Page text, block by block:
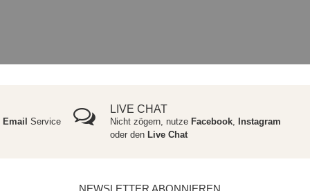
Email Service
LIVE CHAT
Nicht zögern, nutze Facebook, Instagram
oder denLive Chat
NEWSLETTER ABONNIEREN